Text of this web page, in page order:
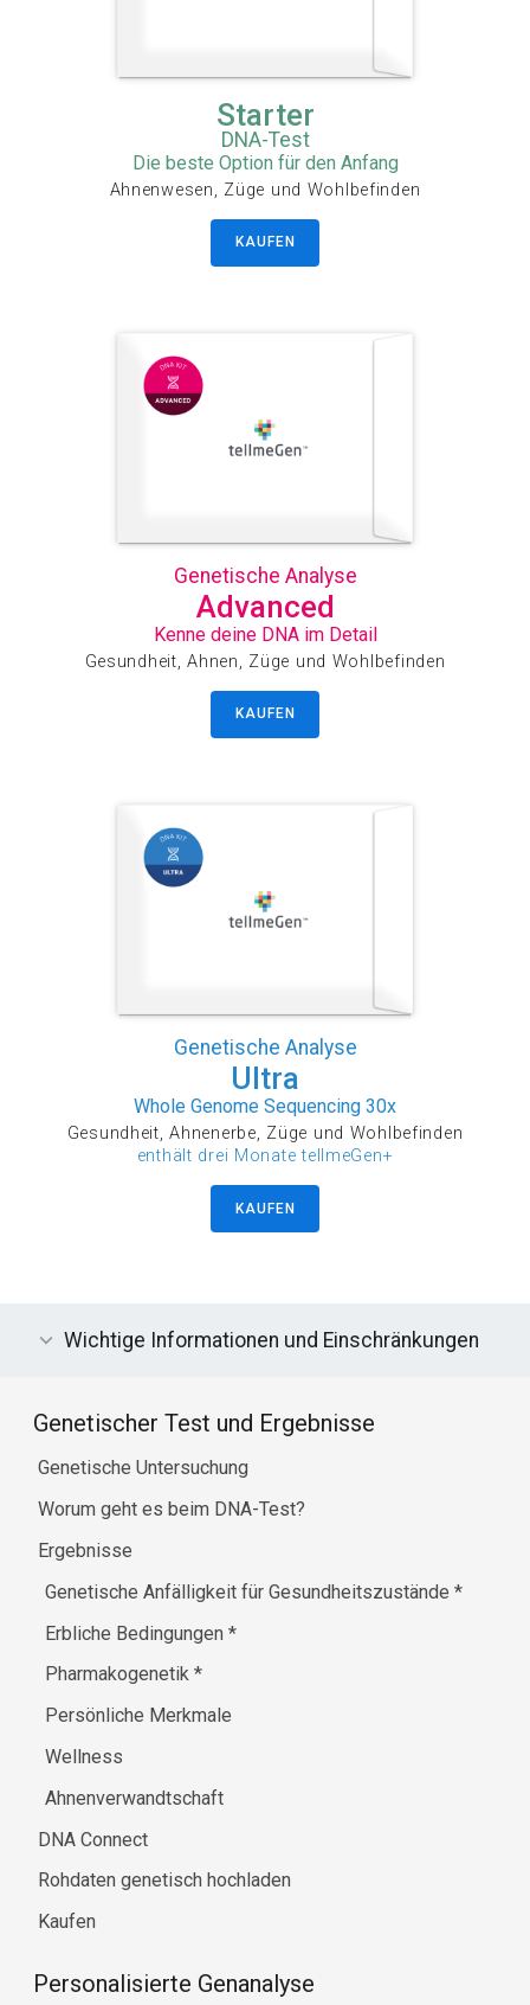
Starter
DNA-Test
Die beste Option für den Anfang
Ahnenwesen, Züge und Wohlbefinden
KAUFEN
Genetische Analyse
Advanced
Kenne deine DNA im Detail
Gesundheit, Ahnen, Züge und Wohlbefinden
KAUFEN
Genetische Analyse
Ultra
Whole Genome Sequencing 30x
Gesundheit, Ahnenerbe, Züge und Wohlbefinden
enthält drei Monate tellmeGen+
KAUFEN
Wichtige Informationen und Einschränkungen
Genetischer Test und Ergebnisse
Genetische Untersuchung
Worum geht es beim DNA-Test?
Ergebnisse
Genetische Anfälligkeit für Gesundheitszustände*
Erbliche Bedingungen*
Pharmakogenetik*
Persönliche Merkmale
Wellness
Ahnenverwandtschaft
DNA Connect
Rohdaten genetisch hochladen
Kaufen
Personalisierte Genanalyse